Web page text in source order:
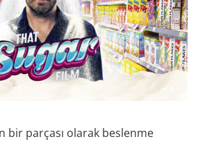
bir parçası olarak beslenme